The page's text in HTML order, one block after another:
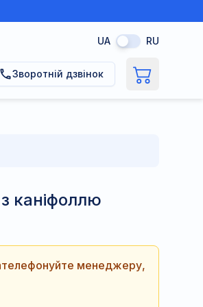
UA RU
Зворотній дзвінок
каніфоллю
менеджеру,